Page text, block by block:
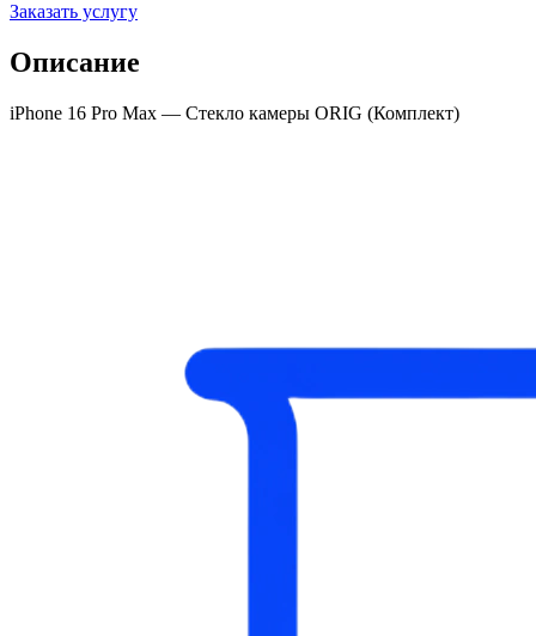
Заказать услугу
Описание
iPhone 16 Pro Max — Стекло камеры ORIG (Комплект)